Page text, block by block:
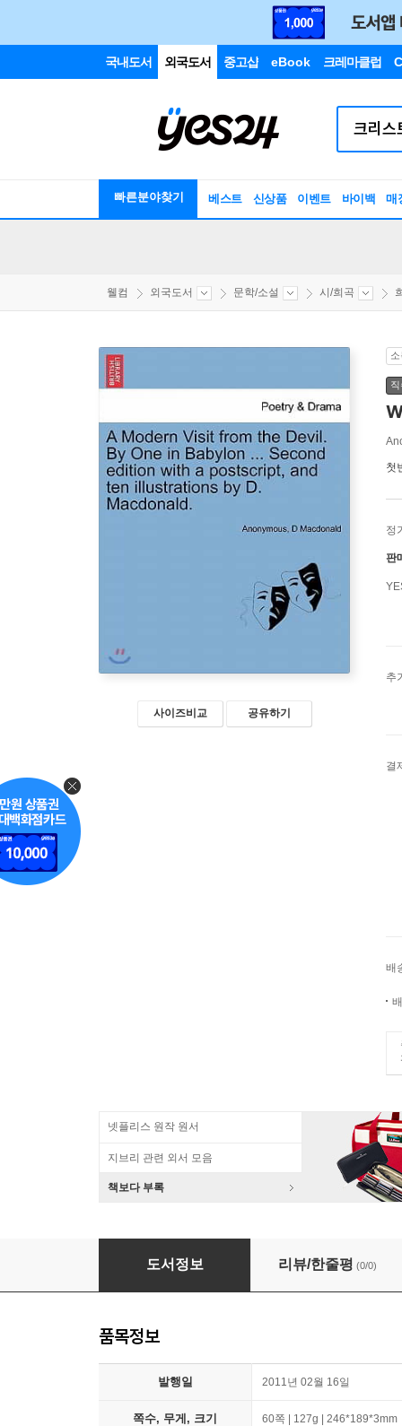
국내도서 외국도서 중고샵 eBook 크레마클럽
빠른분야찾기 베스트 신상품 이벤트 바이백 매
웰컴 외국도서 문학/소설 시/희곡
사이즈비교 공유하기
첫
정
판
추
결
배
넷플리스 원작 원서
지브리 관련 외서 모음
책보다 부록
A Modern Visit from the Devil. by One in
도서정보 리뷰/한줄평 (0/0)
품목정보
발행일 2011년 02월 16일
쪽수, 무게, 크기 60쪽 | 127g | 246*189*3mm